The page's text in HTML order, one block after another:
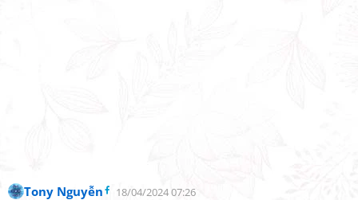
Tony Nguyễn
18/04/2024 07:26